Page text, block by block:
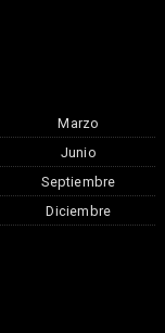
Marzo
Junio
Septiembre
Diciembre